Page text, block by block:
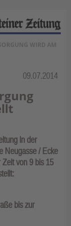
WIRD AM
Rubrik:
09.07.2014
in der
Neugasse / Ecke
von 9 bis 15
bis zur